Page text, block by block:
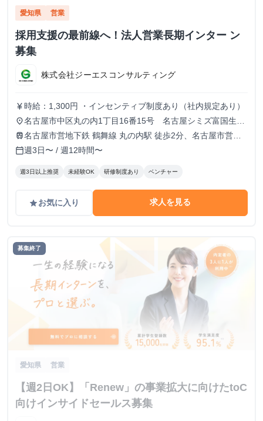
愛知県 営業
採用支援の最前線へ！法人営業長期インター ン
募集
株式会社ジーエスコンサルティング
currency_yen 時給：1,300円 ・インセンティブ制度あり（社内規定あり）
place名古屋市中区丸の内1丁目16番15号 名古屋シミズ富国生命
ビル7階
train名古屋市営地下鉄 鶴舞線 丸の内駅 徒歩2分、名古屋市営地
下鉄 東山線 伏見駅 徒歩7分、名古屋市営地下鉄 桜通線 国際
calendar_today週3日〜 / 週12時間〜
週3日以上推奨 未経験OK 研修制度あり ベンチャー
gradeお気に入り 求人を見る
募集終了
愛知県 営業
【週2日OK】「Renew」の事業拡大に向けたtoC
向けインサイドセールス募集